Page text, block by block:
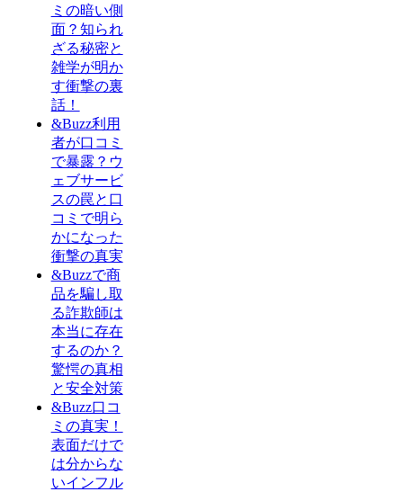
ミの暗い側
面？知られ
ざる秘密と
雑学が明か
す衝撃の裏
話！
&Buzz利用
者が口コミ
で暴露？ウ
ェブサービ
スの罠と口
コミで明ら
かになった
衝撃の真実
&Buzzで商
品を騙し取
る詐欺師は
本当に存在
するのか？
驚愕の真相
と安全対策
&Buzz口コ
ミの真実！
表面だけで
は分からな
いインフル